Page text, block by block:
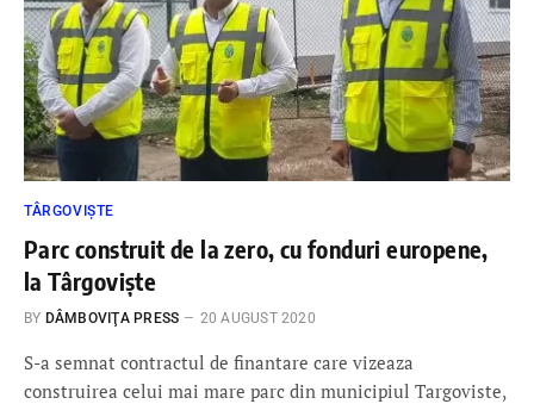
TÂRGOVIȘTE
Parc construit de la zero, cu fonduri europene,
la Târgoviște
BY DÂMBOVIŢA PRESS 20 AUGUST 2020
S-a semnat contractul de finantare care vizeaza
construirea celui mai mare parc din municipiul Targoviste,